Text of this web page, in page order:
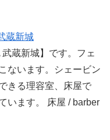
蔵新城
蔵新城】です。フェ
ないます。シェービン
きる理容室、床屋で
います。 床屋 / barber